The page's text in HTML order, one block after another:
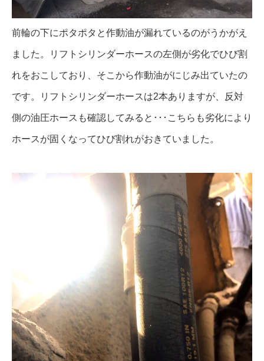
前輪の下にポタポタと作動油が漏れているのがうかがえ
ました。リフトシリンダーホースの左側が劣化でひび割
れをおこしており、そこから作動油がにじみ出ていたの
です。リフトシリンダーホースは2本ありますが、反対
側の油圧ホースも確認してみると･･･こちらも劣化により
ホースが固くなってひび割れがおきていました。